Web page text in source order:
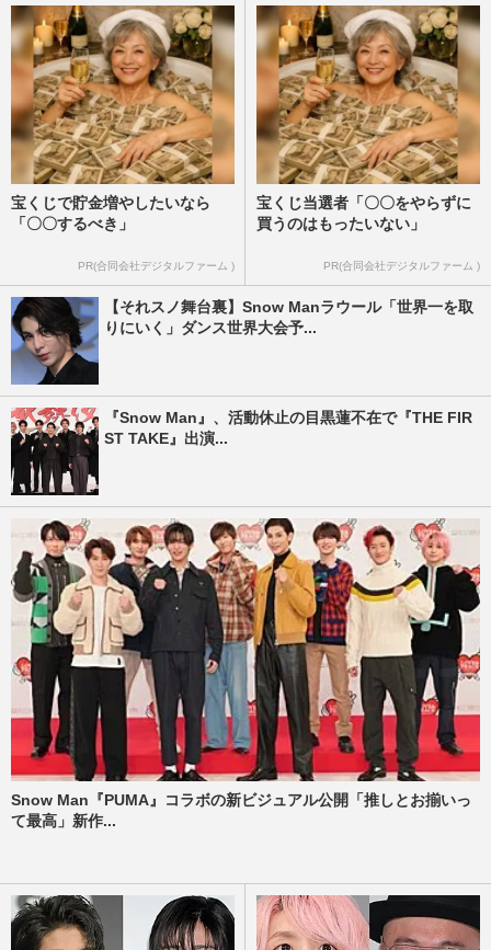
宝くじで貯金増やしたいなら
「〇〇するべき」
PR(合同会社デジタルファーム )
宝くじ当選者「〇〇をやらずに
買うのはもったいない」
PR(合同会社デジタルファーム )
【それスノ舞台裏】Snow Manラウール「世界一を取
りにいく」ダンス世界大会予...
『Snow Man』、活動休止の目黒蓮不在で『THE FIR
ST TAKE』出演...
Snow Man『PUMA』コラボの新ビジュアル公開「推しとお揃いっ
て最高」新作...